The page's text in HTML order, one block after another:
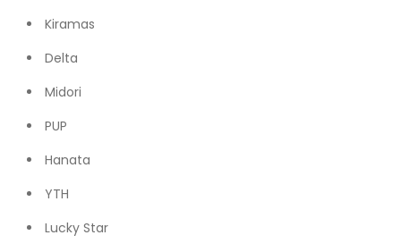
Kiramas
Delta
Midori
PUP
Hanata
YTH
Lucky Star